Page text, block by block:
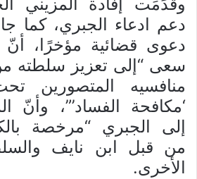
دعم ادعاء الجبري، كما
دعوى قضائية مؤخرًا،
سعى “إلى تعزيز سلطته
منافسيه المتصورين
‘مكافحة الفساد’”، وأنّ
إلى الجبري “مرخصة
من قبل ابن نايف
الأخرى.